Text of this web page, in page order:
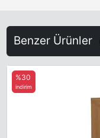
Benzer Ürünler
%30
indirim